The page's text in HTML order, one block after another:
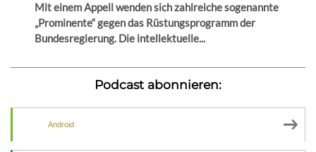
Mit einem Appell wenden sich zahlreiche sogenannte
„Prominente“ gegen das Rüstungsprogramm der
Bundesregierung. Die intellektuelle...
Podcast abonnieren:
Android